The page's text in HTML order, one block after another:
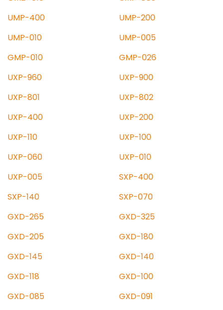
UMP-400
UMP-200
UMP-010
UMP-005
GMP-010
GMP-026
UXP-960
UXP-900
UXP-801
UXP-802
UXP-400
UXP-200
UXP-110
UXP-100
UXP-060
UXP-010
UXP-005
SXP-400
SXP-140
SXP-070
GXD-265
GXD-325
GXD-205
GXD-180
GXD-145
GXD-140
GXD-118
GXD-100
GXD-085
GXD-091